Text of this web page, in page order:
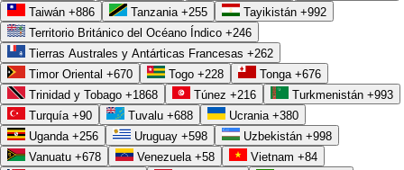
Taiwán +886 Tanzania +255 Tayikistán +992
Territorio Británico del Océano Índico +246
Tierras Australes y Antárticas Francesas +262
Timor Oriental +670 Togo +228 Tonga +676
Trinidad y Tobago +1868 Túnez +216 Turkmenistán +993
Turquía +90 Tuvalu +688 Ucrania +380
Uganda +256 Uruguay +598 Uzbekistán +998
Vanuatu +678 Venezuela +58 Vietnam +84